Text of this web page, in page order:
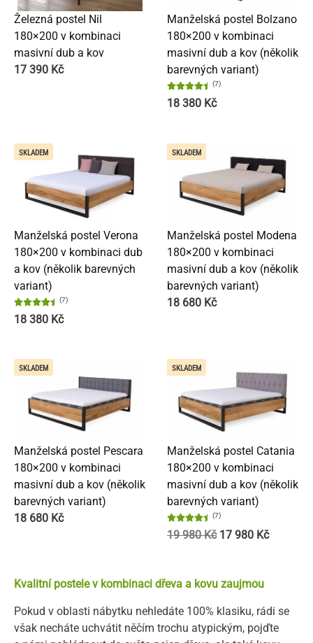
Železná postel Nil
180×200 v kombinaci
masivní dub a kov
17 390 Kč
Manželská postel Bolzano
180×200 v kombinaci
masivní dub a kov (několik
barevných variant)
(7)
18 380 Kč
SKLADEM
Manželská postel Verona
180×200 v kombinaci dub
a kov (několik barevných
variant)
(7)
18 380 Kč
SKLADEM
Manželská postel Modena
180×200 v kombinaci
masivní dub a kov (několik
barevných variant)
18 680 Kč
SKLADEM
Manželská postel Pescara
180×200 v kombinaci
masivní dub a kov (několik
barevných variant)
18 680 Kč
SKLADEM
Manželská postel Catania
180×200 v kombinaci
masivní dub a kov (několik
barevných variant)
(7)
19 980Kč 17 980 Kč
Kvalitní postele v kombinaci dřeva a kovu zaujmou
Pokud v oblasti nábytku nehledáte 100% klasiku, rádi se
však necháte uchvátit něčím trochu atypickým, pojďte